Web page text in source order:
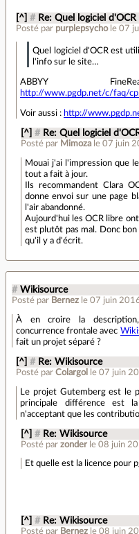
[^] # Re: Quel logiciel d'OCR
Posté par purplepsycho le 07
Quel logiciel d'OCR est
l'info sur le site…
ABBYY
http://www.pgdp.net/c/faq/
Voir aussi : http://
[^] # Re: Quel logiciel
Posté par Mimoza le 07 juin
Mouai j'ai l'impression que
tout a fait à jour.
Ils recommandent Clara
donne envoi sur une page
l'air abandonné.
Aujourd'hui les OCR libre
est plutôt pas mal. Donc
qu'il y a d'écrit.
# Wikisource
Posté par Bernez le 07 juin
À en croire la
concurrence frontale avec
fait un projet séparé ?
[^] # Re: Wikisource
Posté parColargol le 07 juin
Le projet Gutemberg est le
principale différence est
n'acceptant que les
[^] # Re: Wikisource
Posté par zonder le 08 juin
Et quelle est la licence pour
[^] # Re: Wikisource
Posté par Bernez le 08 juin